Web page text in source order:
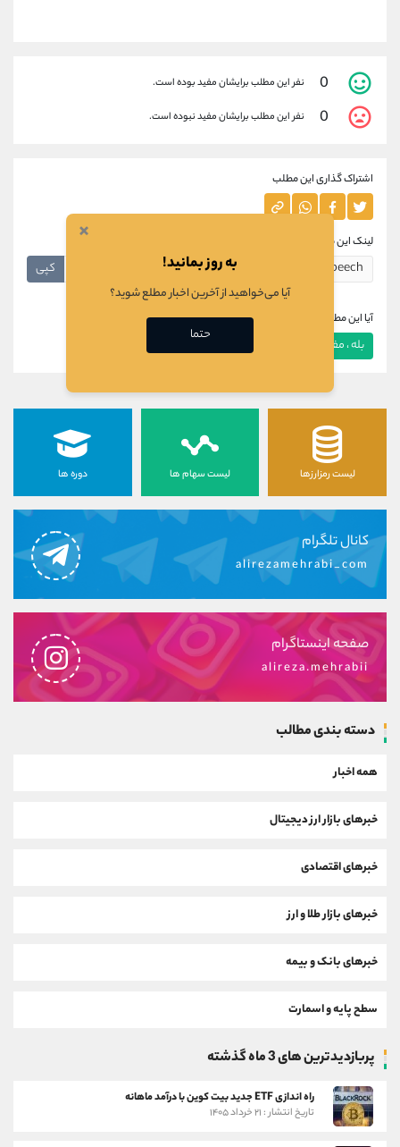
0 نفر این مطلب برایشان مفید بوده است.
0 نفر این مطلب برایشان مفید نبوده است.
اشتراک گذاری این مطلب
لینک این مطلب
کپی
آیا این مطلب برای شما مفید بود؟
بله ، مفید بود خیر ، مفید نبود
لیست رمزارزها لیست سهام ها دوره ها
کانال تلگرام
alirezamehrabi_com
صفحه اینستاگرام
alireza.mehrabii
دسته بندی مطالب
همه اخبار
خبرهای بازار ارز دیجیتال
خبرهای اقتصادی
خبرهای بازار طلا و ارز
خبرهای بانک و بیمه
سطح پایه و اسمارت
پربازدیدترین های 3 ماه گذشته
راه اندازی ETF جدید بیت کوین با درآمد ماهانه
تاریخ انتشار : ۲۱ خرداد ۱۴۰۵
×
به روز بمانید!
آیا می‌خواهید از آخرین اخبار مطلع شوید؟
حتما